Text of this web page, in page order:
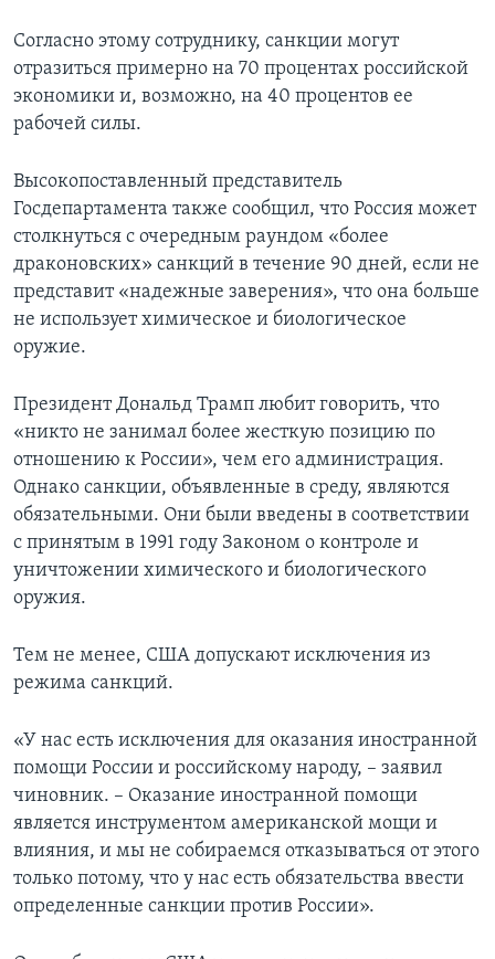
Согласно этому сотруднику, санкции могут
отразиться примерно на 70 процентах российской
экономики и, возможно, на 40 процентов ее
рабочей силы.
Высокопоставленный представитель
Госдепартамента также сообщил, что Россия может
столкнуться с очередным раундом «более
драконовских» санкций в течение 90 дней, если не
представит «надежные заверения», что она больше
не использует химическое и биологическое
оружие.
Президент Дональд Трамп любит говорить, что
«никто не занимал более жесткую позицию по
отношению к России», чем его администрация.
Однако санкции, объявленные в среду, являются
обязательными. Они были введены в соответствии
с принятым в 1991 году Законом о контроле и
уничтожении химического и биологического
оружия.
Тем не менее, США допускают исключения из
режима санкций.
«У нас есть исключения для оказания иностранной
помощи России и российскому народу, – заявил
чиновник. – Оказание иностранной помощи
является инструментом американской мощи и
влияния, и мы не собираемся отказываться от этого
только потому, что у нас есть обязательства ввести
определенные санкции против России».